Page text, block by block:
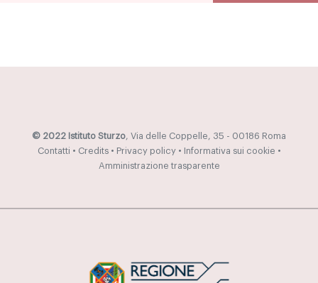
© 2022 Istituto Sturzo, Via delle Coppelle, 35 - 00186 Roma
Contatti • Credits• Privacy policy• Informativa sui cookie •
Amministrazione trasparente